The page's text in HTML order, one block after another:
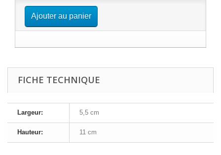
Ajouter au panier
FICHE TECHNIQUE
Largeur: 5,5 cm
Hauteur: 11 cm